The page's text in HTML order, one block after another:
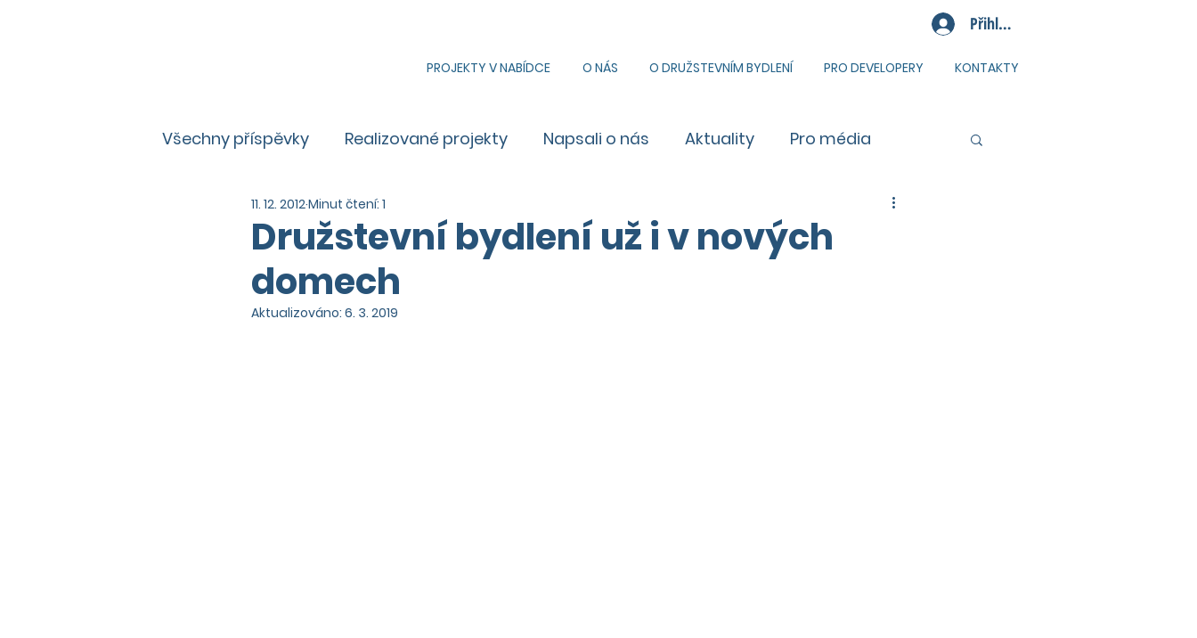
PROJEKTY V NABÍDCE O NÁS O DRUŽSTEVNÍM BYDLENÍ PRO DEVELOPERY KONTAKTY
Přihlásit se
Všechny příspěvky Realizované projekty Napsali o nás Aktuality Pro média
Zajímavosti Aktuality
Družstevní bydlení už i v nových
domech
11. 12. 2012Minut čtení: 1
Aktualizováno: 6. 3. 2019